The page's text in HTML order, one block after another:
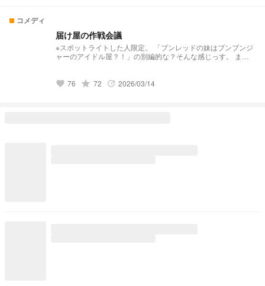
コメディ
届け屋の作戦会議
※スポットライトした人限定。 「ブンレッドの妹はブンブンジ
ャーのアイドル屋？！」の別編的な？そんな感じっす。 まあ
favorite 76 grade 72 update 2026/03/14